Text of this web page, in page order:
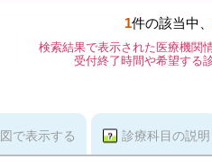
1件の該当中、
検索結果で表示された医療機関
受付終了時間や希望する
で表示する 診療科目の説明